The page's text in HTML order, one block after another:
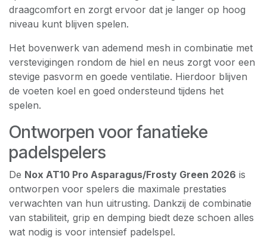
draagcomfort en zorgt ervoor dat je langer op hoog
niveau kunt blijven spelen.
Het bovenwerk van ademend mesh in combinatie met
verstevigingen rondom de hiel en neus zorgt voor een
stevige pasvorm en goede ventilatie. Hierdoor blijven
de voeten koel en goed ondersteund tijdens het
spelen.
Ontworpen voor fanatieke
padelspelers
De Nox AT10 Pro Asparagus/Frosty Green 2026 is
ontworpen voor spelers die maximale prestaties
verwachten van hun uitrusting. Dankzij de combinatie
van stabiliteit, grip en demping biedt deze schoen alles
wat nodig is voor intensief padelspel.